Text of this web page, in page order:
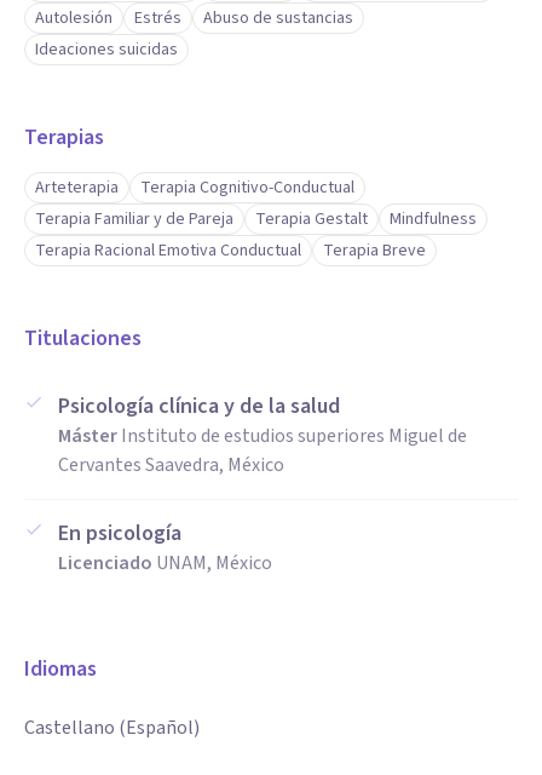
Autolesión
Estrés
Abuso de sustancias
Ideaciones suicidas
Terapias
Arteterapia
Terapia Cognitivo-Conductual
Terapia Familiar y de Pareja
Terapia Gestalt
Mindfulness
Terapia Racional Emotiva Conductual
Terapia Breve
Titulaciones
Psicología clínica y de la salud
MásterInstituto de estudios superiores Miguel de
Cervantes Saavedra, México
En psicología
Licenciado UNAM, México
Idiomas
Castellano (Español)